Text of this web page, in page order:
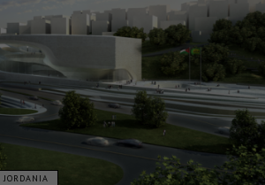
JORDANIA